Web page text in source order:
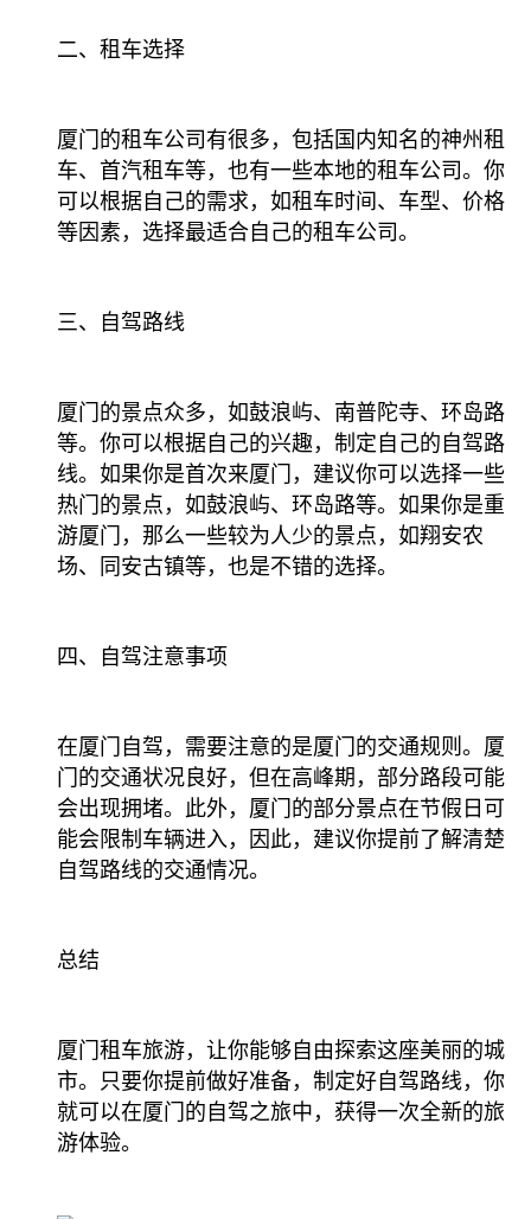
二、租车选择
厦门的租车公司有很多，包括国内知名的神州租
车、首汽租车等，也有一些本地的租车公司。你
可以根据自己的需求，如租车时间、车型、价格
等因素，选择最适合自己的租车公司。
三、自驾路线
厦门的景点众多，如鼓浪屿、南普陀寺、环岛路
等。你可以根据自己的兴趣，制定自己的自驾路
线。如果你是首次来厦门，建议你可以选择一些
热门的景点，如鼓浪屿、环岛路等。如果你是重
游厦门，那么一些较为人少的景点，如翔安农
场、同安古镇等，也是不错的选择。
四、自驾注意事项
在厦门自驾，需要注意的是厦门的交通规则。厦
门的交通状况良好，但在高峰期，部分路段可能
会出现拥堵。此外，厦门的部分景点在节假日可
能会限制车辆进入，因此，建议你提前了解清楚
自驾路线的交通情况。
总结
厦门租车旅游，让你能够自由探索这座美丽的城
市。只要你提前做好准备，制定好自驾路线，你
就可以在厦门的自驾之旅中，获得一次全新的旅
游体验。